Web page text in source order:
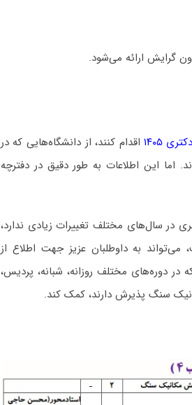
گرایش ارائه می‌شود.
۱۴۰۵
اقدام کنند، از دانشگاه‌هایی که در
این اطلاعات به طور دقیق در دفترچه
در سال‌های مختلف تغییرات زیادی ندارد،
به داوطلبان عزیز جهت اطلاع از
دوره‌های مختلف روزانه، شبانه، پردیس،
ﺳﻨﮓ پذیرش دارند، کمک کند.